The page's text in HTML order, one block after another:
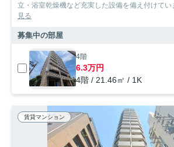
立・浴室乾燥機など充実した設備を備え付けてい
見る
募集中の部屋
4階
6.3万円
4階 / 21.46㎡ / 1K
賃貸マンション